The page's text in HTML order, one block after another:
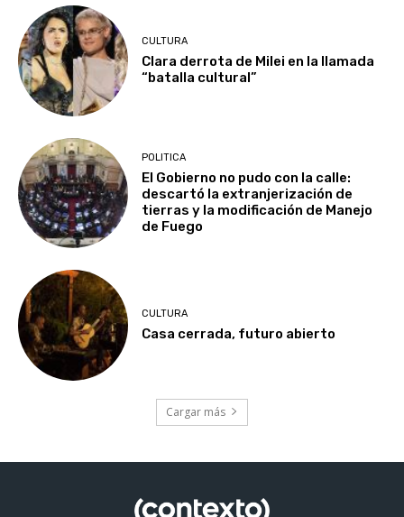
CULTURA
Clara derrota de Milei en la llamada
“batalla cultural”
POLITICA
El Gobierno no pudo con la calle:
descartó la extranjerización de
tierras y la modificación de Manejo
de Fuego
CULTURA
Casa cerrada, futuro abierto
Cargar más